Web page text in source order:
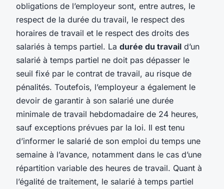
obligations de l’employeur sont, entre autres, le
respect de la durée du travail, le respect des
horaires de travail et le respect des droits des
salariés à temps partiel. La durée du travail d’un
salarié à temps partiel ne doit pas dépasser le
seuil fixé par le contrat de travail, au risque de
pénalités. Toutefois, l’employeur a également le
devoir de garantir à son salarié une durée
minimale de travail hebdomadaire de 24 heures,
sauf exceptions prévues par la loi. Il est tenu
d’informer le salarié de son emploi du temps une
semaine à l’avance, notamment dans le cas d’une
répartition variable des heures de travail. Quant à
l’égalité de traitement, le salarié à temps partiel